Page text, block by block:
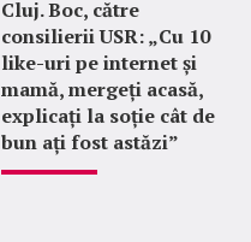
Cluj. Boc, către
consilierii USR: „Cu 10
like-uri pe internet și
mamă, mergeți acasă,
explicați la soție cât de
bun ați fost astăzi”